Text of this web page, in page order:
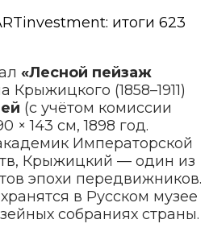
«Лесной пейзаж
Крыжицкого (1858–1911)
(с учётом комиссии
× 143 см, 1898 год.
Императорской
Крыжицкий — один из
эпохи передвижников.
в Русском музее
собраниях страны.